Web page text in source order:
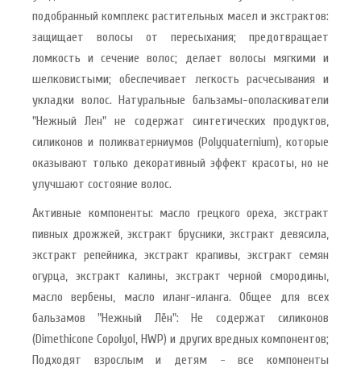
подобранный комплекс растительных масел и экстрактов:
защищает волосы от пересыхания; предотвращает
ломкость и сечение волос; делает волосы мягкими и
шелковистыми; обеспечивает легкость расчесывания и
укладки волос. Натуральные бальзамы-ополаскиватели
"Нежный Лен" не содержат синтетических продуктов,
силиконов и поликватерниумов (Polyquaternium), которые
оказывают только декоративный эффект красоты, но не
улучшают состояние волос.
Активные компоненты: масло грецкого ореха, экстракт
пивных дрожжей, экстракт брусники, экстракт девясила,
экстракт репейника, экстракт крапивы, экстракт семян
огурца, экстракт калины, экстракт черной смородины,
масло вербены, масло иланг-иланга. Общее для всех
бальзамов "Нежный Лён": Не содержат силиконов
(Dimethicone Copolyol, HWP) и других вредных компонентов;
Подходят взрослым и детям - все компоненты